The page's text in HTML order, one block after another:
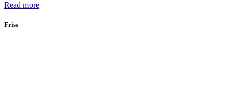
Read more
Friss